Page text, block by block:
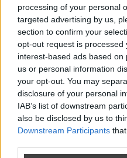
processing of your personal
targeted advertising by us,
section to confirm your
opt-out request is processed
interest-based ads based
us or personal information
your opt-out. You may
disclosure of your personal
IAB’s list of downstream
also be disclosed by us to
Downstream Participants
0 2
Hindusi też lubią